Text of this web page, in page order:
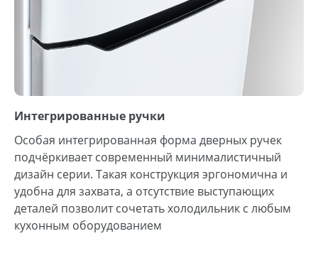
Интегрированные ручки
Особая интегрированная форма дверных ручек
подчёркивает современный минималистичный
дизайн серии. Такая конструкция эргономична и
удобна для захвата, а отсутствие выступающих
деталей позволит сочетать холодильник с любым
кухонным оборудованием